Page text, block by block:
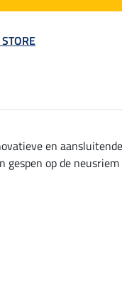
en
op de neusriem